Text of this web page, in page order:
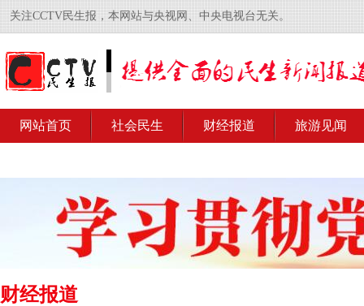
关注CCTV民生报，本网站与央视网、中央电视台无关。
网站首页 社会民生 财经报道 旅游见闻
财经报道